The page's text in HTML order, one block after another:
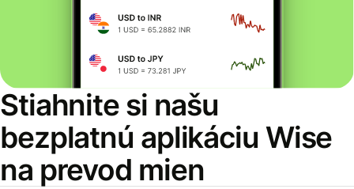
Stiahnite si našu
bezplatnú aplikáciu Wise
na prevod mien